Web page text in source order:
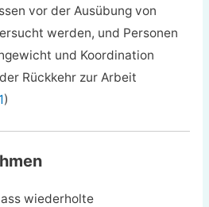
vor der Ausübung von
werden, und Personen
und Koordination
Rückkehr zur Arbeit
)
wiederholte